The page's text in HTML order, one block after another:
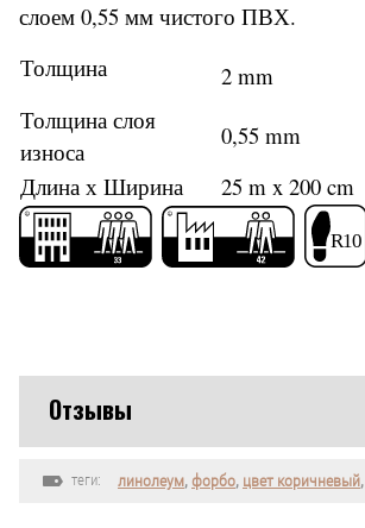
слоем 0,55 мм чистого ПВХ.
Толщина
2 mm
Толщина слоя
износа
0,55 mm
Длина х Ширина
25 m x 200 cm
Отзывы
теги: линолеум,форбо, цвет коричневый,